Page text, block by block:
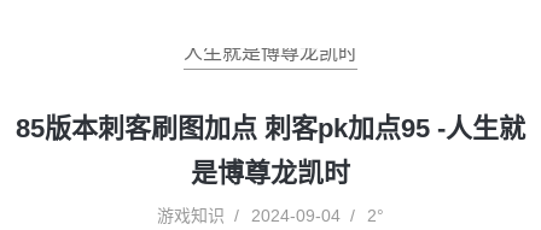
人生就是博尊龙凯时
85版本刺客刷图加点 刺客pk加点95 -人生就
是博尊龙凯时
游戏知识 2024-09-04 2°